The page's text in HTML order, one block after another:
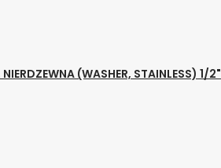
(WASHER, STAINLESS) 1/2"